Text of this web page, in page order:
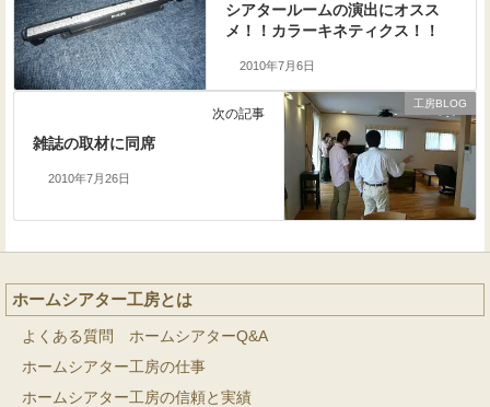
シアタールームの演出にオスス
メ！！カラーキネティクス！！
2010年7月6日
工房BLOG
次の記事
雑誌の取材に同席
2010年7月26日
ホームシアター工房とは
よくある質問 ホームシアターQ&A
ホームシアター工房の仕事
ホームシアター工房の信頼と実績